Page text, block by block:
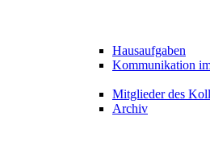
Hausaufgaben
Kommunikation
Mitglieder des
Archiv